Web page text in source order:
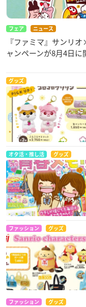
フェア ニュース
『ファミマ』サンリ
ャンペーンが8月4日
グッズ
オタ活・推し活 グッズ
ファッション グッズ
ファッション グッズ